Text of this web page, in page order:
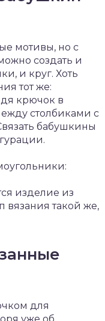
мотивы, но с
создать и
и круг. Хоть
тот же:
крючок в
столбиками с
бабушкины
изделие из
вязания такой же,
для